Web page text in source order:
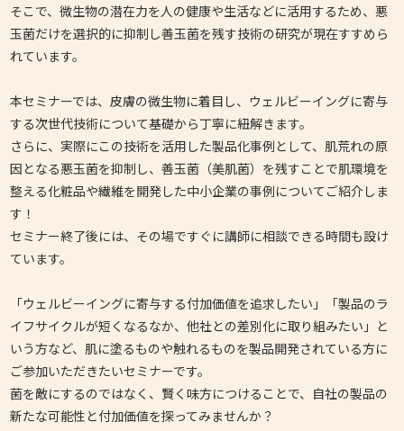
そこで、微生物の潜在力を人の健康や生活などに活用するため、悪
玉菌だけを選択的に抑制し善玉菌を残す技術の研究が現在すすめら
れています。
本セミナーでは、皮膚の微生物に着目し、ウェルビーイングに寄与
する次世代技術について基礎から丁寧に紐解きます。
さらに、実際にこの技術を活用した製品化事例として、肌荒れの原
因となる悪玉菌を抑制し、善玉菌（美肌菌）を残すことで肌環境を
整える化粧品や繊維を開発した中小企業の事例についてご紹介しま
す！
セミナー終了後には、その場ですぐに講師に相談できる時間も設け
ています。
「ウェルビーイングに寄与する付加価値を追求したい」「製品のラ
イフサイクルが短くなるなか、他社との差別化に取り組みたい」と
いう方など、肌に塗るものや触れるものを製品開発されている方に
ご参加いただきたいセミナーです。
菌を敵にするのではなく、賢く味方につけることで、自社の製品の
新たな可能性と付加価値を探ってみませんか？